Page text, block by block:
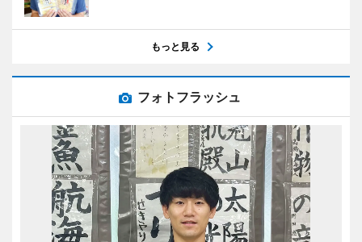
もっと見る
フォトフラッシュ